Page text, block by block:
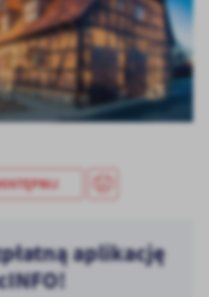
ofert, komunikatów mediów
aplikację